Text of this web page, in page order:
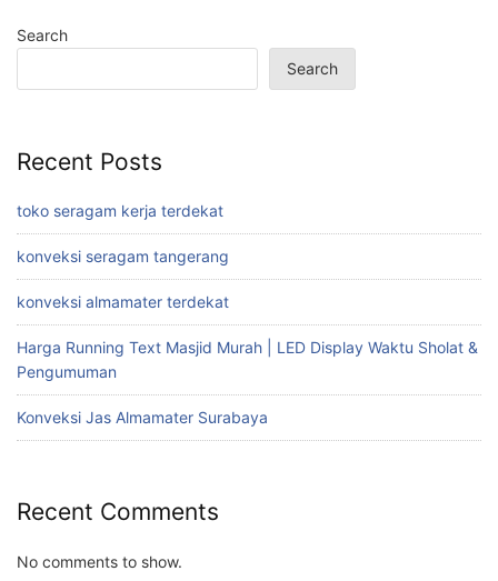
Search
Search
Recent Posts
toko seragam kerja terdekat
konveksi seragam tangerang
konveksi almamater terdekat
Harga Running Text Masjid Murah | LED Display Waktu Sholat &
Pengumuman
Konveksi Jas Almamater Surabaya
Recent Comments
No comments to show.